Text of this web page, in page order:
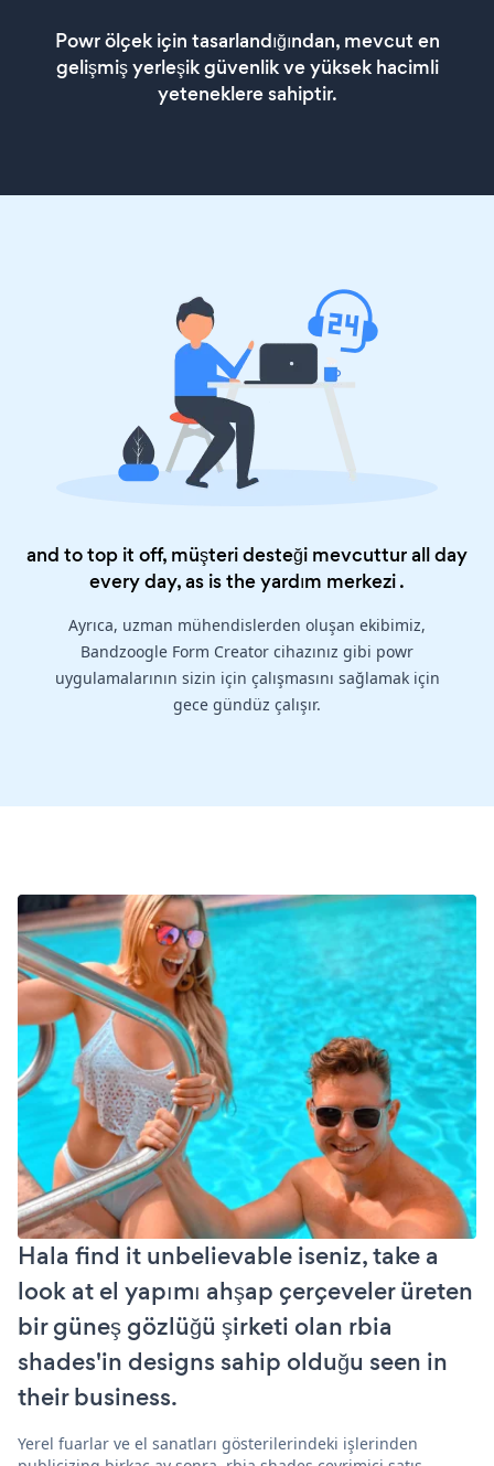
Powr ölçek için tasarlandığından, mevcut en
gelişmiş yerleşik güvenlik ve yüksek hacimli
yeteneklere sahiptir.
and to top it off, müşteri desteği mevcuttur all day
every day, as is theyardım merkezi.
Ayrıca, uzman mühendislerden oluşan ekibimiz,
Bandzoogle Form Creator cihazınız gibi powr
uygulamalarının sizin için çalışmasını sağlamak için
gece gündüz çalışır.
Hala find it unbelievable iseniz, take a
look at el yapımı ahşap çerçeveler üreten
bir güneş gözlüğü şirketi olan rbia
shades'in designs sahip olduğu seen in
their business.
Yerel fuarlar ve el sanatları gösterilerindeki işlerinden